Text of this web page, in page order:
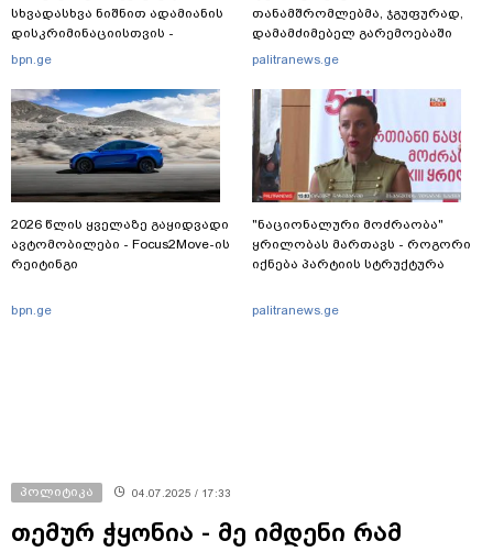
სხვადასხვა ნიშნით ადამიანის
დისკრიმინაციისთვის -
განათლების სისტემა დიდი
bpn.ge
2026 წლის ყველაზე გაყიდვადი
ავტომობილები - Focus2Move-ის
რეიტინგი
bpn.ge
თანამშრომლებმა, ჯგუფურად,
დამამძიმებელ გარემოებაში
ჩადენილი განზრახ
ცეცხლსასროლი იარაღის
მართლსაწინააღდმეგო შეძენა-
შენახვა-ტარებისთვის ძებნილი
პირი დააკავა
palitranews.ge
"ნაციონალური მოძრაობა"
ყრილობას მართავს - როგორი
იქნება პარტიის სტრუქტურა
palitranews.ge
პოლიტიკა 04.07.2025 / 17:33
თემურ ჭყონია - მე იმდენი რამ